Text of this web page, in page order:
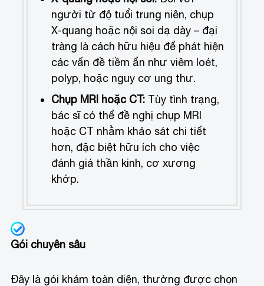
người từ độ tuổi trung niên, chụp
X-quang hoặc nội soi dạ dày – đại
tràng là cách hữu hiệu để phát hiện
các vấn đề tiềm ẩn như viêm loét,
polyp, hoặc nguy cơ ung thư.
Chụp MRI hoặc CT: Tùy tình trạng,
bác sĩ có thể đề nghị chụp MRI
hoặc CT nhằm khảo sát chi tiết
hơn, đặc biệt hữu ích cho việc
đánh giá thần kinh, cơ xương
khớp.
Gói chuyên sâu
Đây là gói khám toàn diện, thường được chọn